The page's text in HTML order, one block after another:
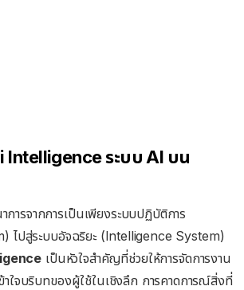
Intelligence ระบบ AI บน
ารจากการเป็นเพียงระบบปฏิบัติการ
ไปสู่ระบบอัจฉริยะ (Intelligence System)
เป็นหัวใจสำคัญที่ช่วยให้การจัดการงาน
าใจบริบทของผู้ใช้ในเชิงลึก การคาดการณ์สิ่งที่